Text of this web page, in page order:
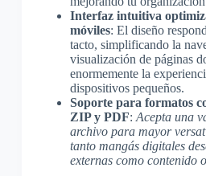
Interfaz intuitiva
móviles: El diseño
tacto, simplificando la
visualización de páginas
enormemente la
dispositivos pequeños.
Soporte para formatos
ZIP y PDF: Acepta una
archivo para mayor
tanto mangás digitales
externas como contenido